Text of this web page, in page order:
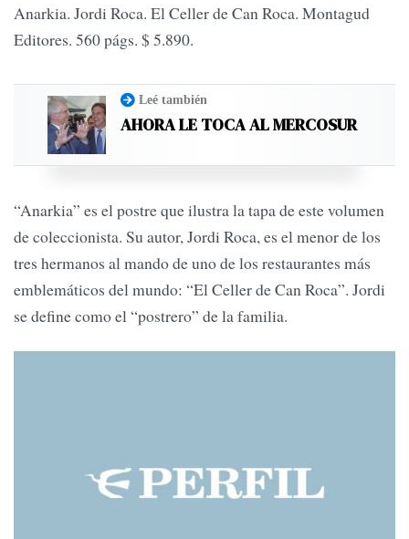
Anarkia. Jordi Roca. El Celler de Can Roca. Montagud
Editores. 560 págs. $ 5.890.
Leé también
AHORA LE TOCA AL MERCOSUR
“Anarkia” es el postre que ilustra la tapa de este volumen
de coleccionista. Su autor, Jordi Roca, es el menor de los
tres hermanos al mando de uno de los restaurantes más
emblemáticos del mundo: “El Celler de Can Roca”. Jordi
se define como el “postrero” de la familia.